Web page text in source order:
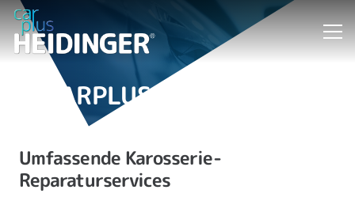
CARPLUS-KAROSSERIE
Umfassende Karosserie-
Reparaturservices